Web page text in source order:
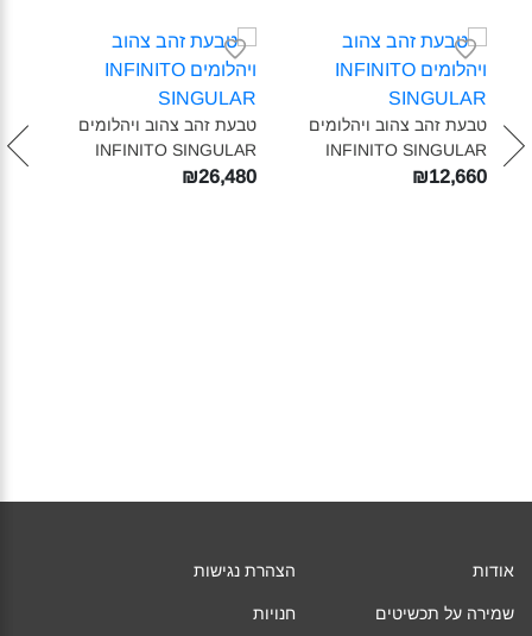
טבעת זהב צהוב ויהלומים
INFINITO SINGULAR‎
₪12,660
טבעת זהב צהוב ויהלומים
INFINITO SINGULAR‎
₪26,480
אודות
שמירה על תכשיטים
הצהרת נגישות
חנויות